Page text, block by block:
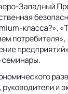
Западный
класса?»,
потребителя»,
семинары.
и